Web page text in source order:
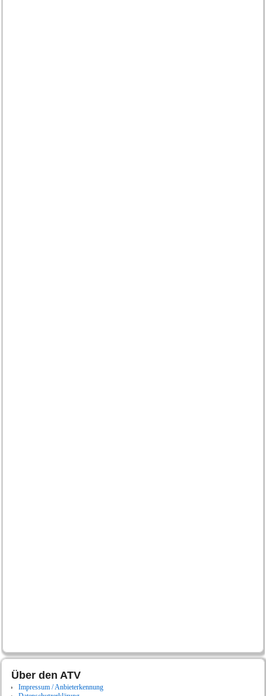
Über den ATV
Impressum / Anbieterkennung